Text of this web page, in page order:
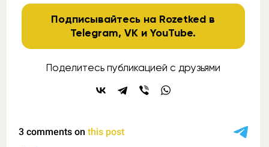
Подписывайтесь на Rozetked в
Telegram,VK иYouTube.
Поделитесь публикацией с друзьями